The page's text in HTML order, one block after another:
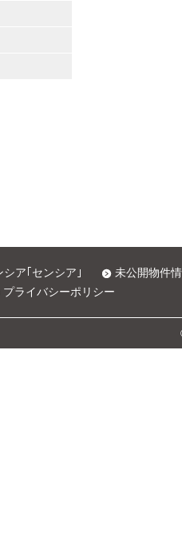
ア｢センシア｣
未公開物件
プライバシーポリシー